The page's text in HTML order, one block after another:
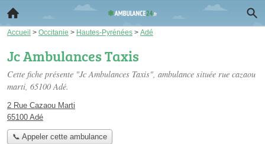
Accueil > Occitanie > Hautes-Pyrénées > Adé
Jc Ambulances Taxis
Cette fiche présente "Jc Ambulances Taxis", ambulance située rue cazaou
marti, 65100 Adé.
2 Rue Cazaou Marti
65100 Adé
📞 Appeler cette ambulance